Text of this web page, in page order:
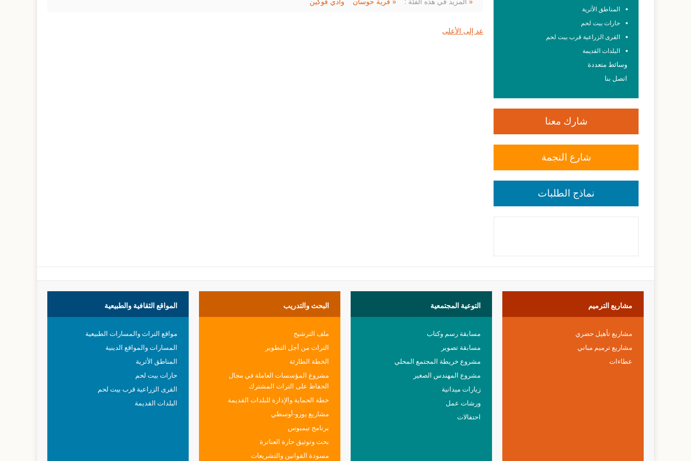
عد إلى الأعلى
المناطق الأثرية
حارات بيت لحم
القرى الزراعية قرب بيت لحم
البلدات القديمة
وسائط متعددة
اتصل بنا
شارك معنا
شارع النجمة
نماذج الطلبات
المواقع الثقافية والطبيعية
مواقع التراث والمسارات الطبيعية
المسارات والمواقع الدينية
المناطق الأثرية
حارات بيت لحم
القرى الزراعية قرب بيت لحم
البلدات القديمة
البحث والتدريب
ملف الترشيح
التراث من أجل التطوير
الخطة الطارئة
مشروع المؤسسات العاملة في مجال
الحفاظ على التراث المشترك
خطة الحماية والإدارة للبلدات القديمة
مشاريع يورو-أوسطي
برنامج تيمبوس
بحث وتوثيق حارة العناترة
مسودة القوانين والتشريعات
التوعية المجتمعية
مسابقة رسم وكتاب
مسابقة تصوير
مشروع خريطة المجتمع المحلي
مشروع المهندس الصغير
زيارات ميدانية
ورشات عمل
احتفالات
مشاريع الترميم
مشاريع تأهيل حضري
مشاريع ترميم مباني
عطاءات